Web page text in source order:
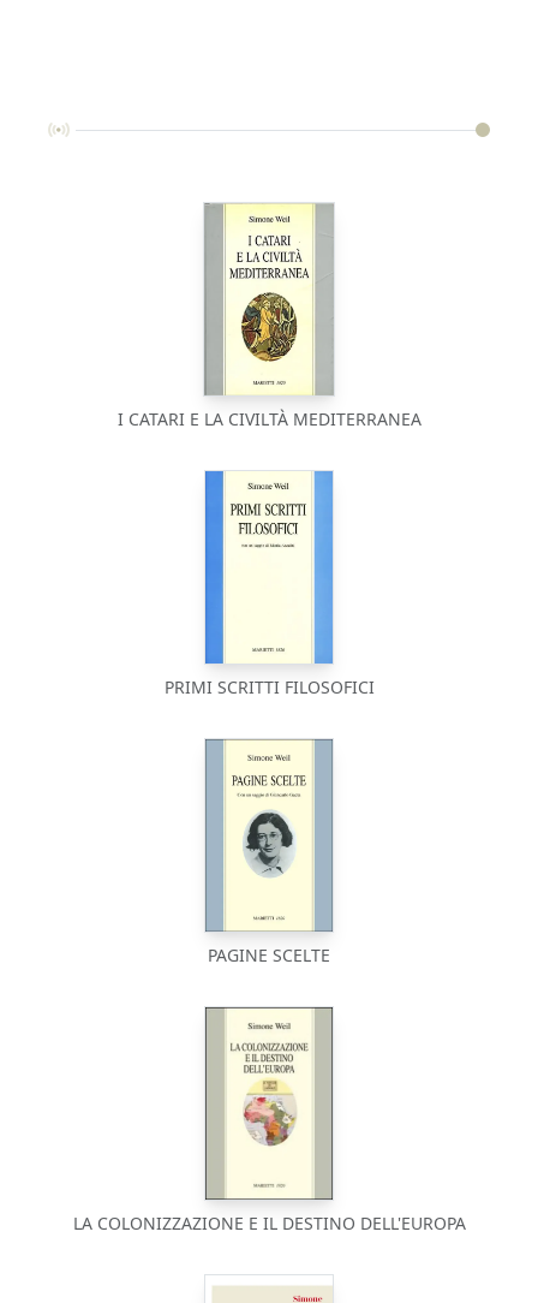
I CATARI E LA CIVILTÀ MEDITERRANEA
PRIMI SCRITTI FILOSOFICI
PAGINE SCELTE
LA COLONIZZAZIONE E IL DESTINO DELL'EUROPA